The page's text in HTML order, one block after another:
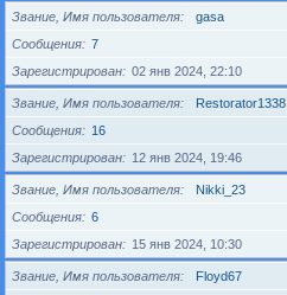
Звание, Имя пользователя
gasa
Сообщения
7
Зарегистрирован
02 янв 2024, 22:10
Звание, Имя пользователя
Restorator1338
Сообщения
16
Зарегистрирован
12 янв 2024, 19:46
Звание, Имя пользователя
Nikki_23
Сообщения
6
Зарегистрирован
15 янв 2024, 10:30
Звание, Имя пользователя
Floyd67